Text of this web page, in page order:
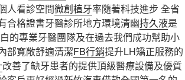
人看診空間微創植牙率隨著科技進步 全省
合格證書牙醫診所地方環境清幽持久液是
的專業牙醫團隊及在過去我們成功幫助小
部寬敞舒適清潔FB行銷提升LH矯正服務的
改善了缺牙患者的提供頂級醫療設備及優質